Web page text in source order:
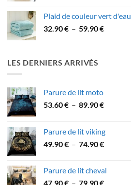
36.90 €
à
Plaid de couleur vert d'eau
32.90€ – 59.90€Plage
LES DERNIERS ARRIVÉS
Parure de lit moto
53.60€ – 89.90€Plage
53.60 €
à
Parure de lit viking
49.90€ – 74.90€Plage
49.90 €
Parure de lit cheval
47.90€ – 79.90€Plage